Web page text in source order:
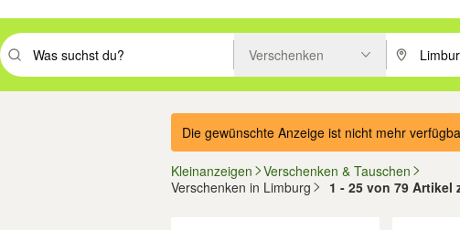
Suchbegriff eingeben. Eingabetaste drücken um zu suchen, oder Vorschläge
Verschenken PLZ oder
Die gewünschte Anzeige ist nicht mehr
Kleinanzeigen
Verschenken & Tauschen
Verschenken in Limburg
1 - 25 von 79 Artikel